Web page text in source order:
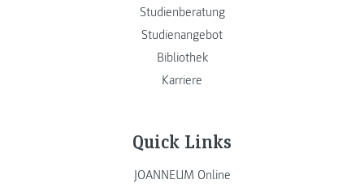
Studienberatung
Studienangebot
Bibliothek
Karriere
Quick Links
JOANNEUM Online